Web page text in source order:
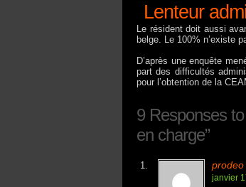
Lenteur
Le résident doit aussi
belge. Le 100% n’existe
D’après une enquête
part des difficultés
pour l’obtention de la
9 Responses
en charge”
prodeo
janvier